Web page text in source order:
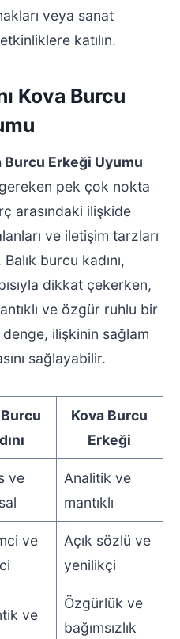
veya sanat
katılın.
Kova Burcu
Burcu Erkeği Uyumu
pek çok nokta
arasındaki ilişkide
ve iletişim tarzları
burcu kadını,
dikkat çekerken,
ve özgür ruhlu bir
ilişkinin sağlam
sağlayabilir.
Burcu
Kova Burcu
Erkeği
ve
Analitik ve
mantıklı
ve
Açık sözlü ve
yenilikçi
ve
Özgürlük ve
bağımsızlık